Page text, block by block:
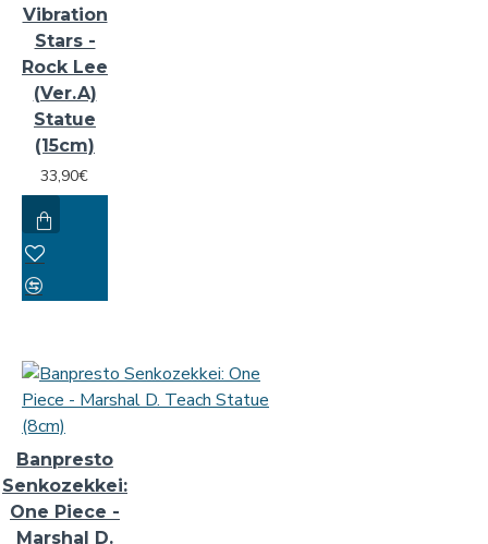
Vibration
Stars -
Rock Lee
(Ver.A)
Statue
(15cm)
33,90€
Banpresto
Senkozekkei:
One Piece -
Marshal D.